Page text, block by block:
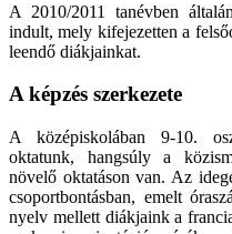
A 2010/2011 tanévben
indult, mely kifejezetten a
leendő diákjainkat.
A képzés szerkezete
A középiskolában 9-10.
oktatunk, hangsúly a
növelő oktatáson van. Az
csoportbontásban, emelt
nyelv mellett diákjaink a